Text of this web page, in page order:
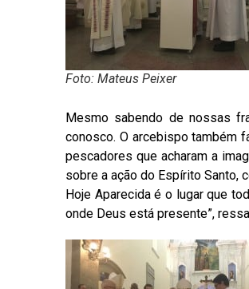
Foto: Mateus Peixer
Mesmo sabendo de nossas
conosco. O arcebispo também
pescadores que acharam a
sobre a ação do Espírito Santo,
Hoje Aparecida é o lugar que
onde Deus está presente”,